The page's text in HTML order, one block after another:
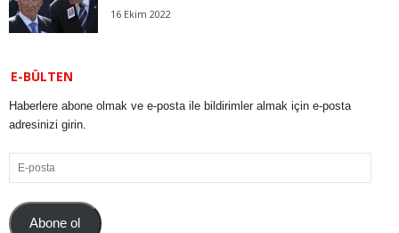
16 Ekim 2022
E-BÜLTEN
Haberlere abone olmak ve e-posta ile bildirimler almak için e-posta
adresinizi girin.
E-
posta
Abone ol